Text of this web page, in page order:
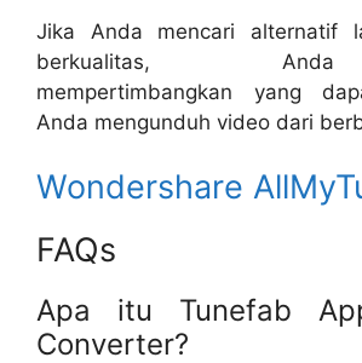
Jika Anda mencari alternatif
berkualitas,
mempertimbangkan yang
Anda mengunduh video dari
Wondershare
FAQs
Apa itu Tunefab
Converter?